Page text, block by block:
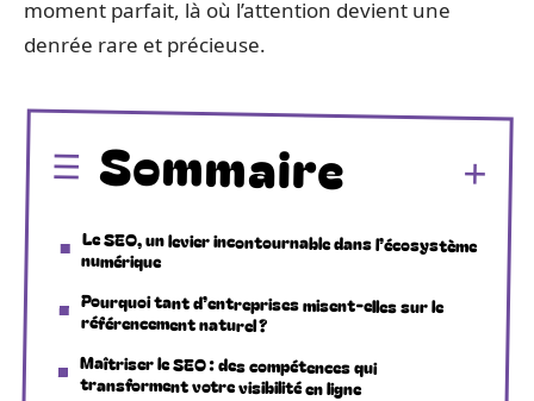
moment parfait, là où l’attention devient une
denrée rare et précieuse.
Sommaire
Le SEO, un levier incontournable dans l’écosystème
numérique
Pourquoi tant d’entreprises misent-elles sur le
référencement naturel ?
Maîtriser le SEO : des compétences qui
transforment votre visibilité en ligne